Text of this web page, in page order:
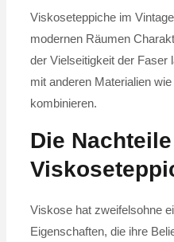
Viskoseteppiche im
modernen Räumen
der Vielseitigkeit der
mit anderen Materialien
kombinieren.
Die
Viskose hat zweifelsohne
Eigenschaften, die ihre